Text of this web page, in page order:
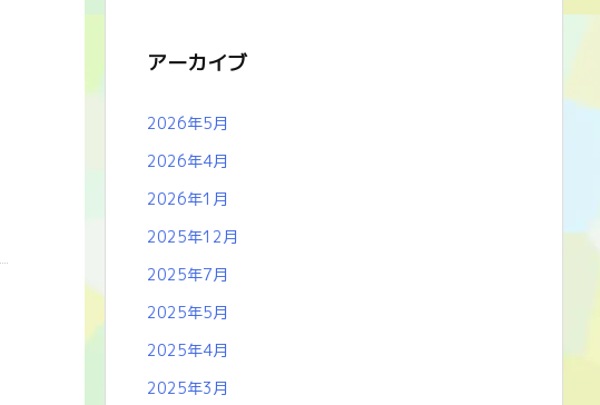
アーカイブ
2026年5月
2026年4月
2026年1月
2025年12月
2025年7月
2025年5月
2025年4月
2025年3月